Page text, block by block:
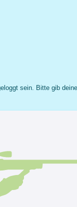
sein. Bitte gib